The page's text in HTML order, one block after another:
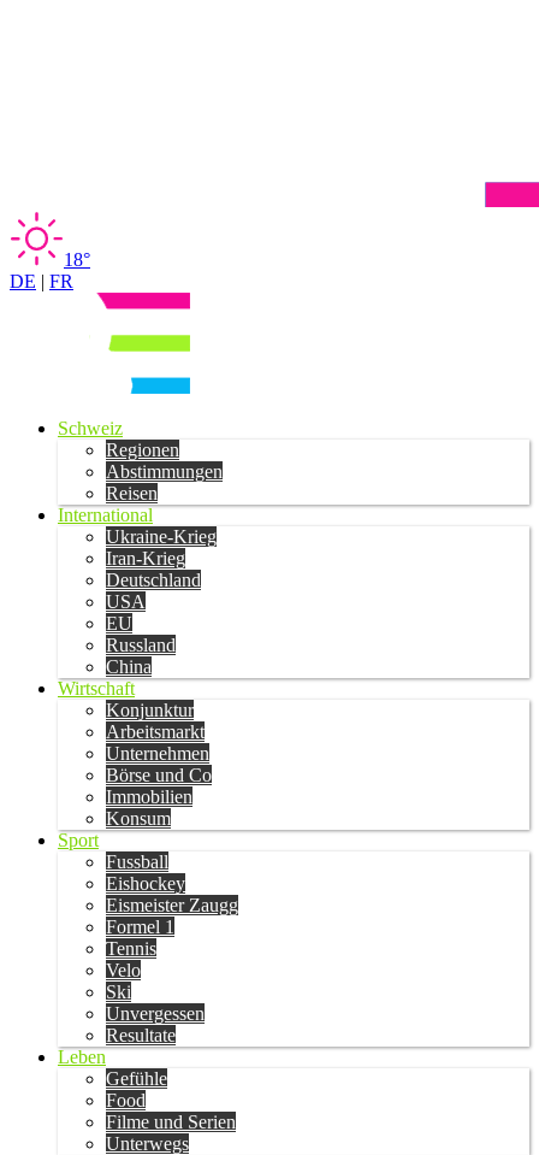
18°
DE | FR
Schweiz
Regionen
Abstimmungen
Reisen
International
Ukraine-Krieg
Iran-Krieg
Deutschland
USA
EU
Russland
China
Wirtschaft
Konjunktur
Arbeitsmarkt
Unternehmen
Börse und Co
Immobilien
Konsum
Sport
Fussball
Eishockey
Eismeister Zaugg
Formel 1
Tennis
Velo
Ski
Unvergessen
Resultate
Leben
Gefühle
Food
Filme und Serien
Unterwegs